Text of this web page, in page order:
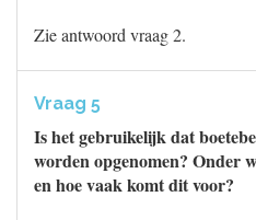
Zie antwoord vraag 2.
Vraag 5
Is het gebruikelijk dat
worden opgenomen? Onder
en hoe vaak komt dit voor?